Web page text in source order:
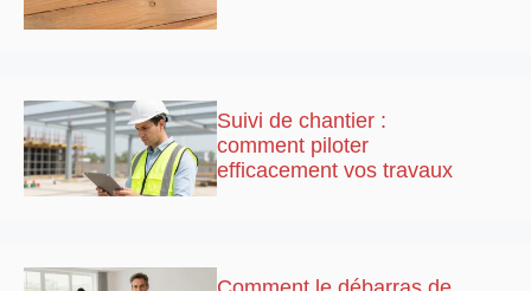
Suivi de chantier :
comment piloter
efficacement vos travaux